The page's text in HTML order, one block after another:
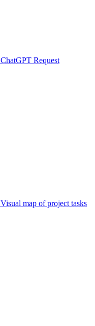
ChatGPT Request
Visual map of project tasks